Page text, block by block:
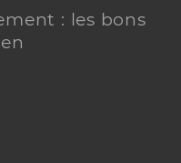
: les bons